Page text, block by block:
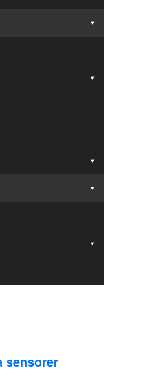
sensorer